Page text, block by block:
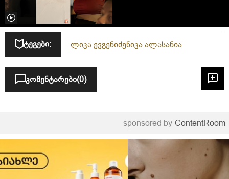
ტეგები: ლიკა ევგენიძენიკა ალასანია
კომენტარები(0)
sponsored by ContentRoom